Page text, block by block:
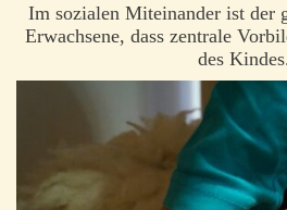
Im sozialen Miteinander ist der
Erwachsene, dass zentrale
des